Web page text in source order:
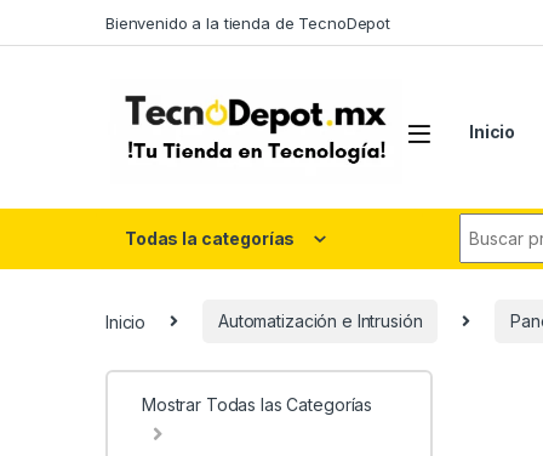
Bienvenido a la tienda de TecnoDepot
Inicio
Todas la categorías
Inicio Automatización e Intrusión
Mostrar Todas las Categorías